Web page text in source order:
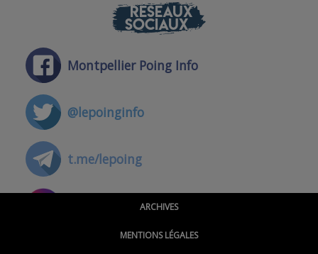
RÉSEAUX
SOCIAUX
Montpellier Poing Info
@lepoinginfo
t.me/lepoing
@montpellierpoinginfo
ARCHIVES
MENTIONS LÉGALES